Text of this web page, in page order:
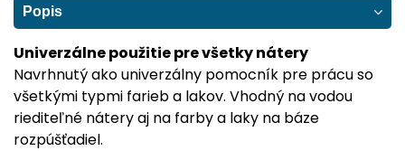
Popis
Univerzálne použitie pre všetky nátery
Navrhnutý ako univerzálny pomocník pre prácu so
všetkými typmi farieb a lakov. Vhodný na vodou
riediteľné nátery aj na farby a laky na báze
rozpúšťadiel.